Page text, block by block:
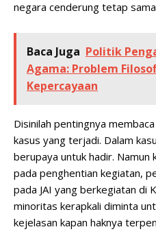
negara cenderung tetap
Baca Juga Politik
Agama: Problem
Kepercayaan
Disinilah pentingnya
kasus yang terjadi. Dalam
berupaya untuk hadir. Namun
pada penghentian kegiatan,
pada JAI yang berkegiatan di
minoritas kerapkali diminta
kejelasan kapan haknya